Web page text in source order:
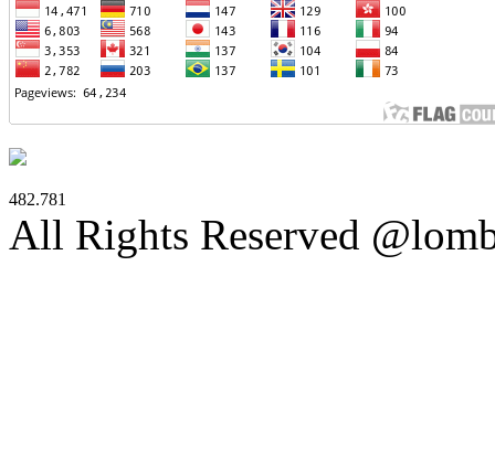
482.781
All Rights Reserved